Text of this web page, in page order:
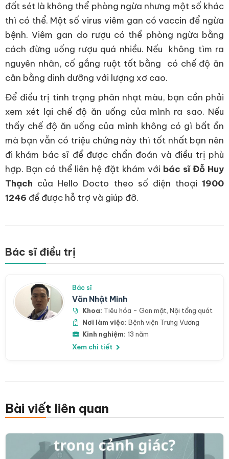
đất sét là không thể phòng ngừa nhưng một số khác
thì có thể. Một số virus viêm gan có vaccin để ngừa
bệnh. Viêm gan do rượu có thể phòng ngừa bằng
cách đừng uống rượu quá nhiều. Nếu không tìm ra
nguyên nhân, cố gắng ruột tốt bằng có chế độ ăn
cân bằng dinh dưỡng với lượng xơ cao.
Để điều trị tình trạng phân nhạt màu, bạn cần phải
xem xét lại chế độ ăn uống của mình ra sao. Nếu
thấy chế độ ăn uống của mình không có gì bất ổn
mà bạn vẫn có triệu chứng này thì tốt nhất bạn nên
đi khám bác sĩ để được chẩn đoán và điều trị phù
hợp. Bạn có thể liên hệ đặt khám với bác sĩ Đỗ Huy
Thạch của Hello Docto theo số điện thoại 1900
1246 để được hỗ trợ và giúp đỡ.
Bác sĩ điều trị
Bác sĩ
Văn Nhật Minh
Khoa: Tiêu hóa - Gan mật, Nội tổng quát
Nơi làm việc: Bệnh viện Trưng Vương
Kinh nghiệm: 13 năm
Xem chi tiết
Bài viết liên quan